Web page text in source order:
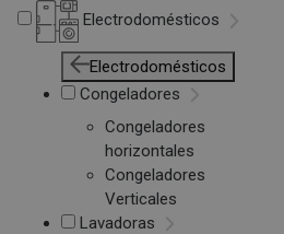
Electrodomésticos
Electrodomésticos
Congeladores
Congeladores
horizontales
Congeladores
Verticales
Lavadoras